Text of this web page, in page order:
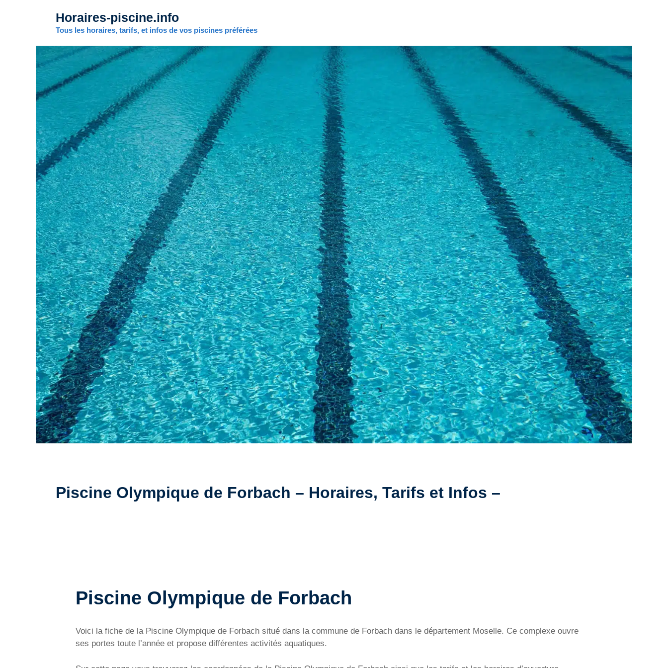
Horaires-piscine.info
Tous les horaires, tarifs, et infos de vos piscines préférées
Piscine Olympique de Forbach – Horaires, Tarifs et Infos –
Piscine Olympique de Forbach
Voici la fiche de la Piscine Olympique de Forbach situé dans la commune de Forbach dans le département Moselle. Ce complexe ouvre
ses portes toute l’année et propose différentes activités aquatiques.